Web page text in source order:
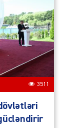
3511